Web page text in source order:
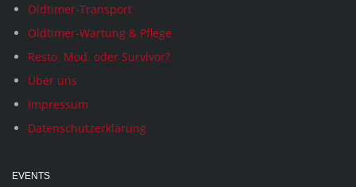
Oldtimer-Transport
Oldtimer-Wartung & Pflege
Resto. Mod. oder Survivor?
Über uns
Impressum
Datenschutzerklärung
EVENTS